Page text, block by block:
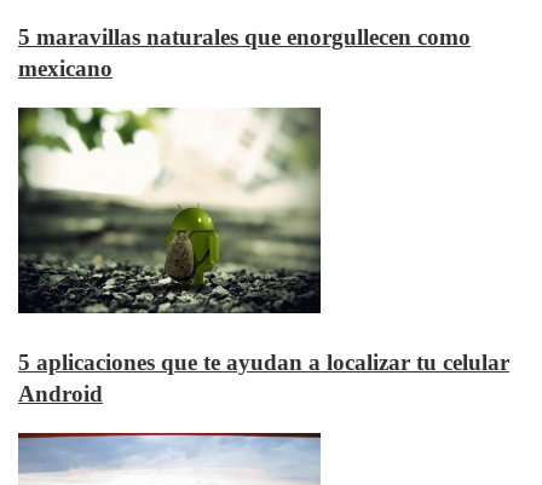
5 maravillas naturales que enorgullecen como
mexicano
5 aplicaciones que te ayudan a localizar tu celular
Android